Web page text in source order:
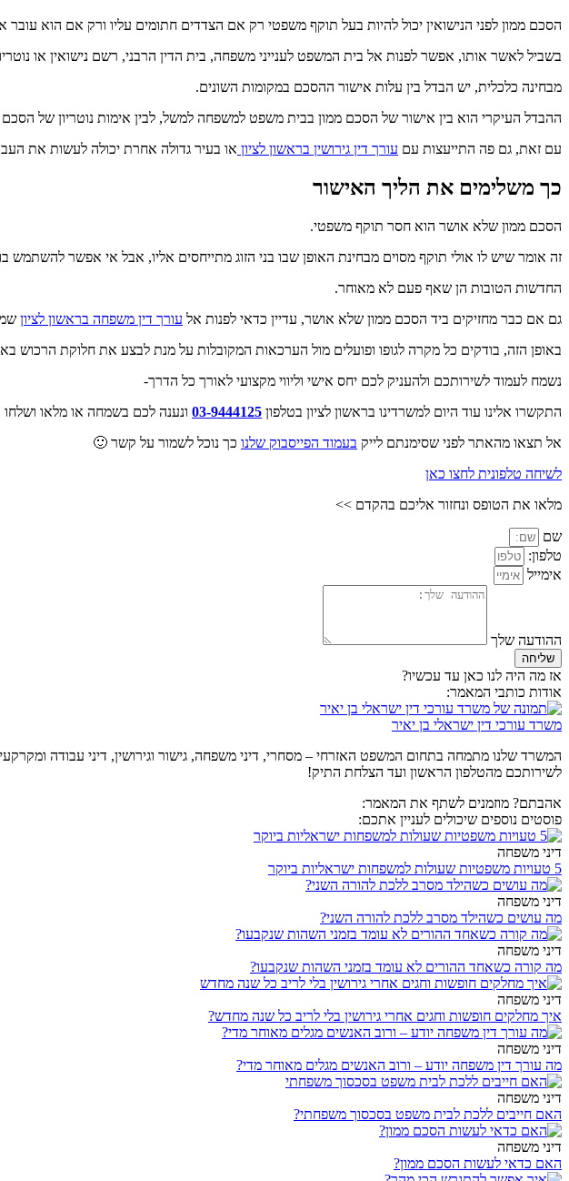
הסכם ממון לפני הנישואין יכול להיות בעל תוקף משפטי רק אם הצדדים חתומים עליו ורק אם הוא
בשביל לאשר אותו, אפשר לפנות אל בית המשפט לענייני משפחה, בית הדין הרבני, רשם נישואין או
מבחינה כלכלית, יש הבדל בין עלות אישור ההסכם במקומות השונים.
ההבדל העיקרי הוא בין אישור של הסכם ממון בבית משפט למשפחה למשל, לבין אימות נוטריון של הסכם
עם זאת, גם פה התייעצות עם עורך דין גירושין בראשון לציון או בעיר גדולה אחרת יכולה לעשות את
כך משלימים את הליך האישור
הסכם ממון שלא אושר הוא חסר תוקף משפטי.
זה אומר שיש לו אולי תוקף מסוים מבחינת האופן שבו בני הזוג מתייחסים אליו, אבל אי אפשר להשתמש
החדשות הטובות הן שאף פעם לא מאוחר.
גם אם כבר מחזיקים ביד הסכם ממון שלא אושר, עדיין כדאי לפנות אל עורך דין משפחה בראשון לציון
באופן הזה, בודקים כל מקרה לגופו ופועלים מול הערכאות המקובלות על מנת לבצע את חלוקת הרכוש
נשמח לעמוד לשירותכם ולהעניק לכם יחס אישי וליווי מקצועי לאורך כל הדרך-
התקשרו אלינו עוד היום למשרדינו בראשון לציון בטלפון 03-9444125 ונענה לכם בשמחה או מלאו
אל תצאו מהאתר לפני שסימנתם לייק בעמוד הפייסבוק שלנו כך נוכל לשמור על קשר 🙂
לשיחה טלפונית לחצו כאן
מלאו את הטופס ונחזור אליכם בהקדם >>
שם
טלפון:
אימייל
ההודעה שלך
שליחה
אז מה היה לנו כאן עד עכשיו?
אודות כותבי המאמר:
משרד עורכי דין ישראלי בן יאיר
המשרד שלנו מתמחה בתחום המשפט האזרחי – מסחרי, דיני משפחה, גישור וגירושין, דיני עבודה
לשירותכם מהטלפון הראשון ועד הצלחת התיק!
אהבתם? מוזמנים לשתף את המאמר:
פוסטים נוספים שיכולים לעניין אתכם:
דיני משפחה
5 טעויות משפטיות שעולות למשפחות ישראליות ביוקר
דיני משפחה
מה עושים כשהילד מסרב ללכת להורה השני?
דיני משפחה
מה קורה כשאחד ההורים לא עומד בזמני השהות שנקבעו?
דיני משפחה
איך מחלקים חופשות וחגים אחרי גירושין בלי לריב כל שנה מחדש?
דיני משפחה
מה עורך דין משפחה יודע – ורוב האנשים מגלים מאוחר מדי?
דיני משפחה
האם חייבים ללכת לבית משפט בסכסוך משפחתי?
דיני משפחה
האם כדאי לעשות הסכם ממון?